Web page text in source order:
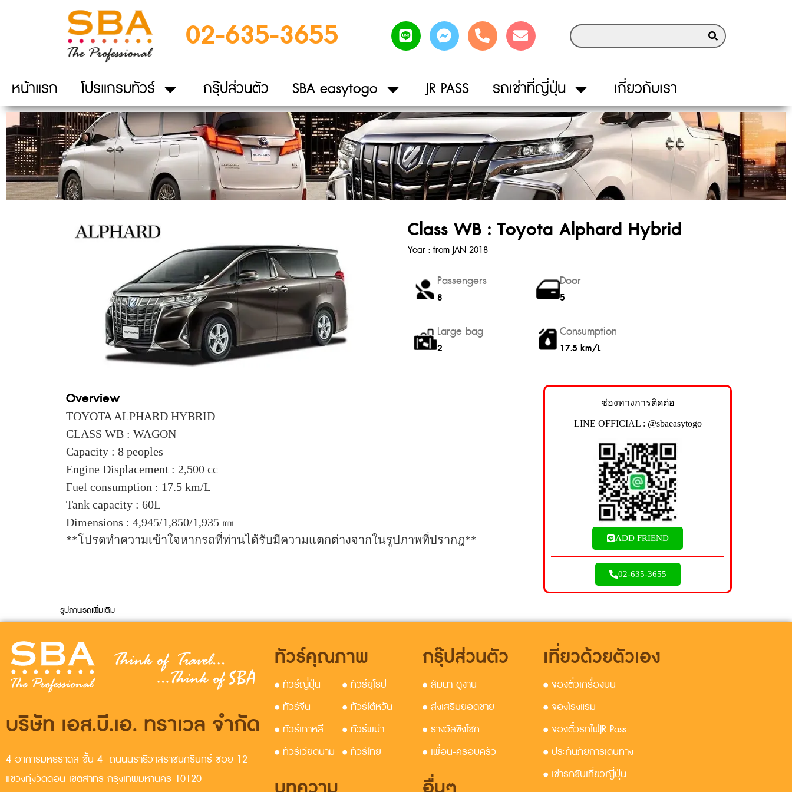
02-635-3655
หน้าแรก โปรแกรมทัวร์ กรุ๊ปส่วนตัว SBA easytogo JR PASS รถเช่าที่ญี่ปุ่น เกี่ยวกับเรา
TOYOTA ALPHARD HYBRID [WB] Class WB : Toyota Alphard Hybrid
Year : from JAN 2018
Passengers
8
Door
5
Large bag
2
Consumption
17.5 km/L
Overview
TOYOTA ALPHARD HYBRID
CLASS WB : WAGON
Capacity : 8 peoples
Engine Displacement : 2,500 cc
Fuel consumption : 17.5 km/L
Tank capacity : 60L
Dimensions : 4,945/1,850/1,935 ㎜
**โปรดทำความเข้าใจหากรถที่ท่านได้รับมีความแตกต่างจากในรูปภาพที่ปรากฎ**
ช่องทางการติดต่อ
LINE OFFICIAL : @sbaeasytogo
ADD FRIEND
02-635-3655
รูปภาพรถเพิ่มเติม
บริษัท เอส.บี.เอ. ทราเวล จำกัด
4 อาคารมหธราดล ชั้น 4 ถนนนราธิวาสราชนครินทร์ ซอย 12
แขวงทุ่งวัดดอน เขตสาทร กรุงเทพมหานคร 10120
ทัวร์คุณภาพ
• ทัวร์ญี่ปุ่น
• ทัวร์ยุโรป
• ทัวร์จีน
• ทัวร์ไต้หวัน
• ทัวร์เกาหลี
• ทัวร์พม่า
• ทัวร์เวียดนาม • ทัวร์ไทย
กรุ๊ปส่วนตัว
• สัมนา ดูงาน
• ส่งเสริมยอดขาย
• รางวัลชิงโชค
• เพื่อน-ครอบครัว
เที่ยวด้วยตัวเอง
• จองตั๋วเครื่องบิน
• จองโรงแรม
• จองตั๋วรถไฟJR Pass
• ประกันภัยการเดินทาง
• เช่ารถขับเที่ยวญี่ปุ่น